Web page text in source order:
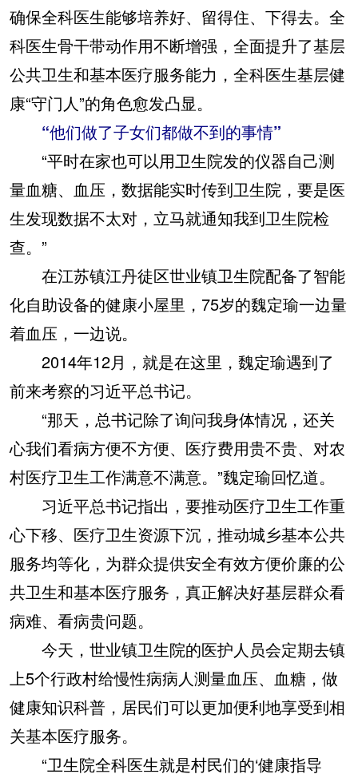
确保全科医生能够培养好、留得住、下得去。全
科医生骨干带动作用不断增强，全面提升了基层
公共卫生和基本医疗服务能力，全科医生基层健
康“守门人”的角色愈发凸显。
“他们做了子女们都做不到的事情”
“平时在家也可以用卫生院发的仪器自己测
量血糖、血压，数据能实时传到卫生院，要是医
生发现数据不太对，立马就通知我到卫生院检
查。”
在江苏镇江丹徒区世业镇卫生院配备了智能
化自助设备的健康小屋里，75岁的魏定瑜一边量
着血压，一边说。
2014年12月，就是在这里，魏定瑜遇到了
前来考察的习近平总书记。
“那天，总书记除了询问我身体情况，还关
心我们看病方便不方便、医疗费用贵不贵、对农
村医疗卫生工作满意不满意。”魏定瑜回忆道。
习近平总书记指出，要推动医疗卫生工作重
心下移、医疗卫生资源下沉，推动城乡基本公共
服务均等化，为群众提供安全有效方便价廉的公
共卫生和基本医疗服务，真正解决好基层群众看
病难、看病贵问题。
今天，世业镇卫生院的医护人员会定期去镇
上5个行政村给慢性病病人测量血压、血糖，做
健康知识科普，居民们可以更加便利地享受到相
关基本医疗服务。
“卫生院全科医生就是村民们的‘健康指导